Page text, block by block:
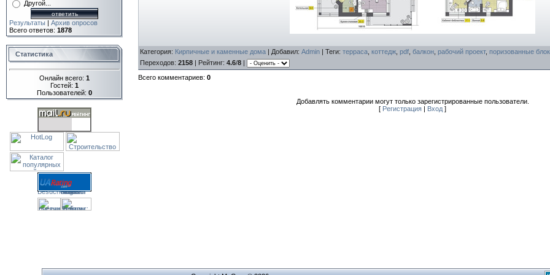
Другой...
Результаты | Архив опросов
Всего ответов: 1878
Статистика
Онлайн всего: 1
Гостей: 1
Пользователей: 0
Категория: Кирпичные и каменные дома | Добавил: Admin | Теги: терраса коттедж pdf балкон рабочий проект, поризованные
Переходов: 2158 | Рейтинг: 4.6/8 |
Всего комментариев: 0
Добавлять комментарии могут только зарегистрированные пользователи.
[ Регистрация | Вход ]